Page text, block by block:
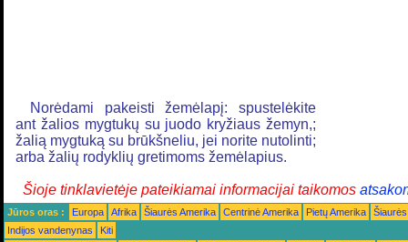
Norėdami pakeisti žemėlapį: spustelėkite
ant žalios mygtukų su juodo kryžiaus žemyn,;
žalią mygtuką su brūkšneliu, jei norite nutolinti;
arba žalių rodyklių gretimoms žemėlapius.
Šioje tinklavietėje pateikiamai informacijai taikomos
Jūros oras : Europa Afrika Šiaurės Amerika Centrinė Amerika Pietų Amerika
Indijos vandenynas
Kiti